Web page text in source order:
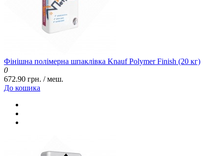
Фінішна полімерна шпаклівка Knauf Polymer Finish (20 кг)
0
672.90 грн. / меш.
До кошика